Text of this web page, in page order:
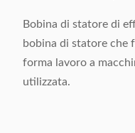
Bobina di statore di
bobina di statore che
forma lavoro a
utilizzata.